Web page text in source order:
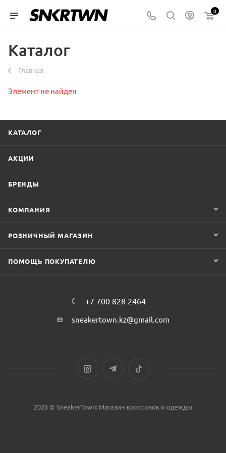
0
Каталог
Главная
Элемент не найден
КАТАЛОГ
АКЦИИ
БРЕНДЫ
КОМПАНИЯ
РОЗНИЧНЫЙ МАГАЗИН
ПОМОЩЬ ПОКУПАТЕЛЮ
+7 700 828 2464
sneakertown.kz@gmail.com
2026 © SneakerTown: Магазин кроссовок и одежды